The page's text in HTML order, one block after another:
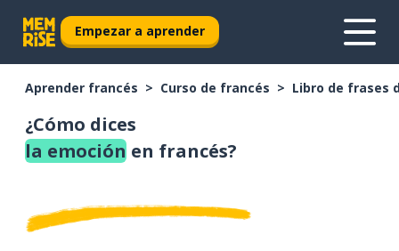
Empezar a aprender
Aprender francés Curso de francés Libro de frases
¿Cómo dices
la emoción en francés?